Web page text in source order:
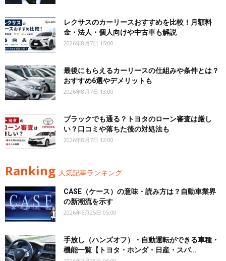
レクサスのカーリースおすすめを比較！月額料
金・法人・個人向けや中古車も解説
2026年8月7日 15:00
最後にもらえるカーリースの仕組みや条件とは？
おすすめ6選やデメリットも
2026年8月7日 13:00
ブラックでも通る？トヨタのローン審査は厳し
い？口コミや落ちた後の対処法も
2026年8月7日 12:00
Ranking 人気記事ランキング
CASE（ケース）の意味・読み方は？自動車業界
の新潮流を示す
2026年6月25日 05:00
手放し（ハンズオフ）・自動運転ができる車種・
機能一覧【トヨタ・ホンダ・日産・スバ...